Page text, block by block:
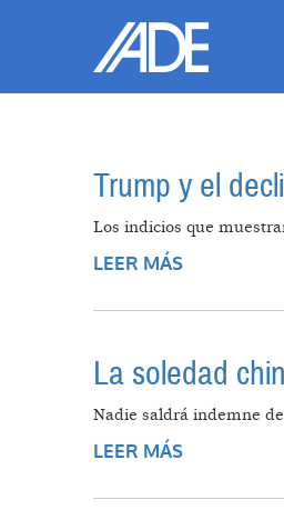
Trump y el
Los indicios que
LEER MÁS
La soledad
Nadie saldrá indemne
LEER MÁS